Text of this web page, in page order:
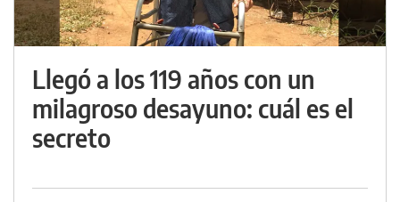
Llegó a los 119 años con un
milagroso desayuno: cuál es el
secreto